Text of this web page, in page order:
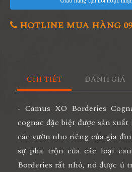
HOTLINE MUA HÀNG
CHI TIẾT ĐÁNH GIÁ
- Camus XO Borderies
cognac đặc biệt được sản
các vườn nho riêng của gia
sự pha trộn của các loại
Borderies rất nhỏ, nó được ủ